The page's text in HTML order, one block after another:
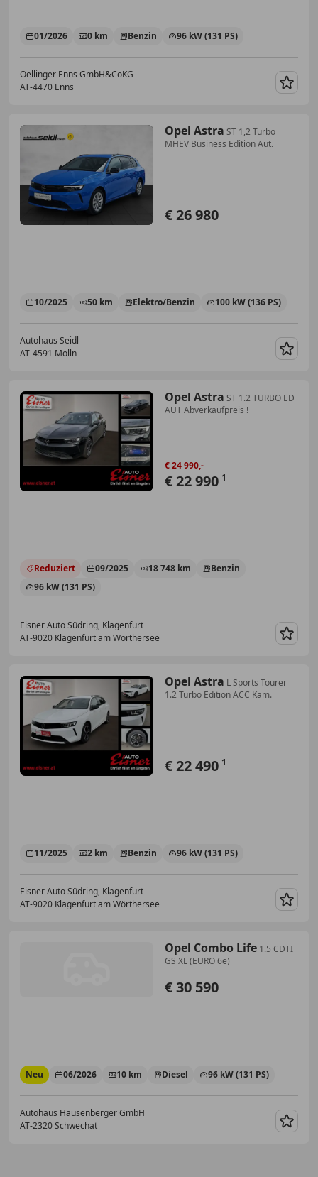
01/2026 0 km Benzin 96 kW (131 PS)
Oellinger Enns GmbH&CoKG
AT-4470 Enns
Opel Astra ST 1,2 Turbo
MHEV Business Edition Aut.
€ 26 980
10/2025 50 km Elektro/Benzin 100 kW (136 PS)
Autohaus Seidl
AT-4591 Molln
Opel Astra ST 1.2 TURBO ED
AUT Abverkaufpreis !
€ 22 990 1
€ 24 990,-
Reduziert 09/2025 18 748 km
Benzin
96 kW (131 PS)
Eisner Auto Südring, Klagenfurt
AT-9020 Klagenfurt am Wörthersee
Opel Astra L Sports Tourer
1.2 Turbo Edition ACC Kam.
€ 22 490 1
11/2025 2 km Benzin 96 kW (131 PS)
Eisner Auto Südring, Klagenfurt
AT-9020 Klagenfurt am Wörthersee
Opel Combo Life 1.5 CDTI
GS XL (EURO 6e)
€ 30 590
Neu 06/2026 10 km Diesel 96 kW (131 PS)
Autohaus Hausenberger GmbH
AT-2320 Schwechat